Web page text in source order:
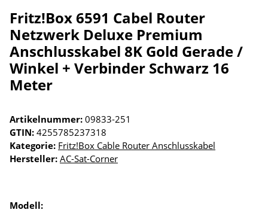
Fritz!Box 6591 Cabel Router
Netzwerk Deluxe Premium
Anschlusskabel 8K Gold Gerade /
Winkel + Verbinder Schwarz 16
Meter
Artikelnummer: 09833-251
GTIN: 4255785237318
Kategorie: Fritz!Box Cable Router Anschlusskabel
Hersteller: AC-Sat-Corner
Modell: